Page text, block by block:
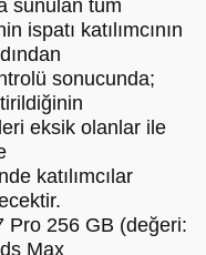
sunulan tüm
ispatı katılımcının
sonucunda;
eksik olanlar ile
katılımcılar
Pro 256 GB (değeri:
Max